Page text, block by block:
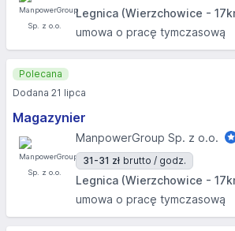
Legnica (Wierzchowice -
umowa o pracę tymczasową
Magazynier
ManpowerGroup Sp. z o.o.
31-31 zł brutto / godz.
Legnica (Wierzchowice -
umowa o pracę tymczasową
Polecana
Dodana 21 lipca